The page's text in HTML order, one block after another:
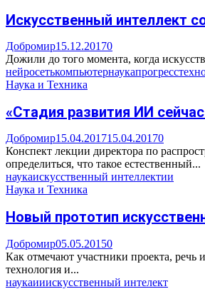
Искусственный интеллект
Добромир15.12.20170
Дожили до того момента, когда
нейросетькомпьютернаукапрогресс
Наука и Техника
«Стадия развития ИИ
Добромир15.04.201715.04.20170
Конспект лекции директора по
определиться, что такое естественный...
наукаискусственный интеллектии
Наука и Техника
Новый прототип
Добромир05.05.20150
Как отмечают участники проекта, речь
технология и...
наукаииискусственный интелект